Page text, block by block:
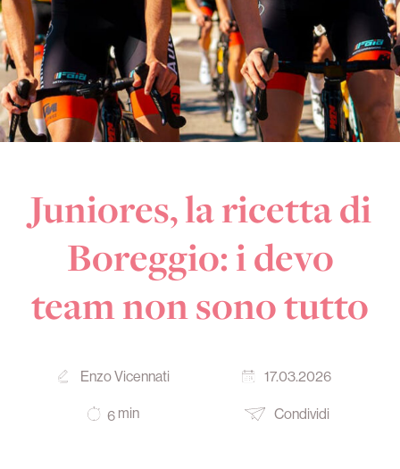
Juniores, la ricetta di
Boreggio: i devo
team non sono tutto
Enzo Vicennati 17.03.2026
6 min Condividi